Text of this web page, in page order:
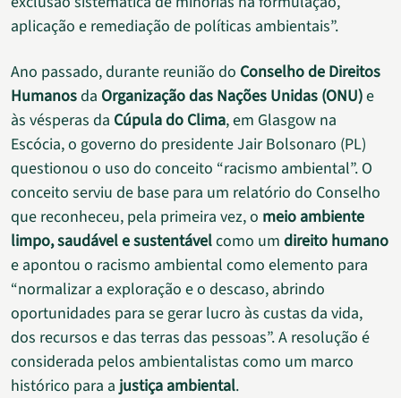
aplicação e remediação de políticas ambientais”.
Ano passado, durante reunião do Conselho de Direitos
Humanosda Organização das Nações Unidas (ONU)e
às vésperas da Cúpula do Clima, em Glasgow na
Escócia, o governo do presidente Jair Bolsonaro (PL)
questionou o uso do conceito “racismo ambiental”. O
conceito serviu de base para um relatório do Conselho
que reconheceu, pela primeira vez, o meio ambiente
limpo, saudável e sustentávelcomo um direito humano
e apontou o racismo ambiental como elemento para
“normalizar a exploração e o descaso, abrindo
oportunidades para se gerar lucro às custas da vida,
dos recursos e das terras das pessoas”. A resolução é
considerada pelos ambientalistas como um marco
histórico para a justiça ambiental.